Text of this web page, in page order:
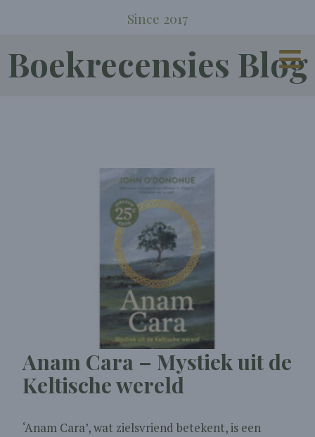
Since 2017
Boekrecensies Blog
Anam Cara – Mystiek uit de
Keltische wereld
‘Anam Cara’, wat zielsvriend betekent, is een